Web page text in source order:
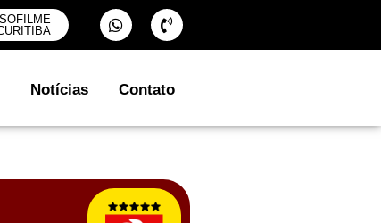
ISOFILME
Notícias Contato